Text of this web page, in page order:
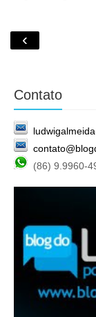
‹
Contato
(86) 9.9960-